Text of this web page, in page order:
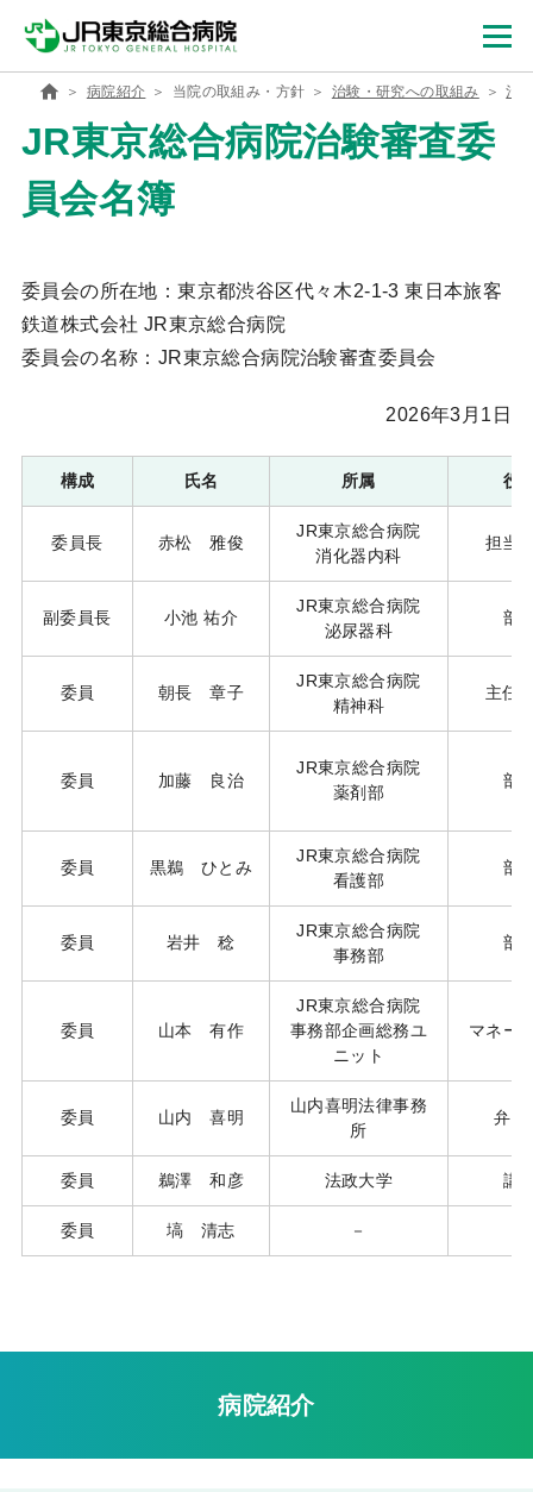
病院紹介 当院の取組み・方針 治験・研究への取組み 治
JR東京総合病院治験審査委
員会名簿
委員会の所在地：東京都渋谷区代々木2-1-3 東日本旅客
鉄道株式会社 JR東京総合病院
委員会の名称：JR東京総合病院治験審査委員会
2026年3月1日
構成 氏名 所属 役
委員長 赤松 雅俊
JR東京総合病院
消化器内科
担当
副委員長 小池 祐介
JR東京総合病院
泌尿器科
部
委員 朝長 章子
JR東京総合病院
精神科
主任
委員 加藤 良治
JR東京総合病院
薬剤部
部
委員 黒鵜 ひとみ
JR東京総合病院
看護部
部
委員 岩井 稔
JR東京総合病院
事務部
部
委員 山本 有作
JR東京総合病院
事務部企画総務ユ
ニット
マネー
委員 山内 喜明
山内喜明法律事務
所
弁護
委員 鵜澤 和彦 法政大学 講
委員 塙 清志 －
病院紹介